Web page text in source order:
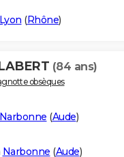
Lyon (Rhône)
(84 ans)
obsèques
Narbonne (Aude)
Narbonne (Aude)